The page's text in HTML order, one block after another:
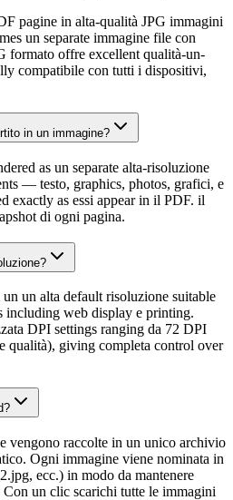
pagine in alta-qualità JPG immagini
un separate immagine file con
formato offre excellent qualità-un-
compatibile con tutti i dispositivi,
in un immagine?
as un separate alta-risoluzione
— testo, graphics, photos, grafici, e
exactly as essi appear in il PDF. il
di ogni pagina.
un alta default risoluzione suitable
including web display e printing.
DPI settings ranging da 72 DPI
qualità), giving completa control over
vengono raccolte in un unico archivio
Ogni immagine viene nominata in
ecc.) in modo da mantenere
un clic scarichi tutte le immagini